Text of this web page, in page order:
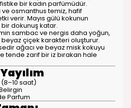
bir kadın parfümüdür.
ve osmanthus temiz, hafif
verir. Mayıs gülü kokunun
dokunuş katar.
sambac ve nergis daha yoğun,
çiçek karakteri oluşturur.
ağacı ve beyaz misk kokuyu
tende zarif bir iz bırakan hale
saat)
Parfum